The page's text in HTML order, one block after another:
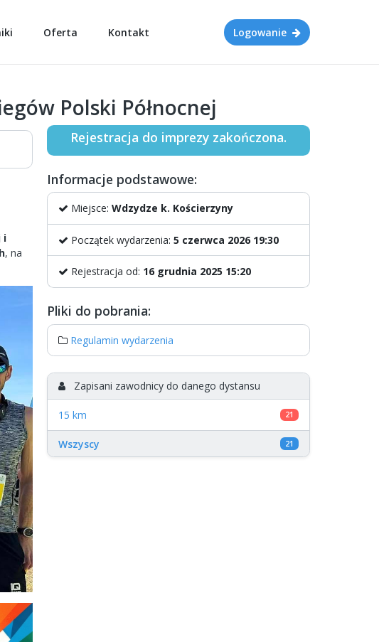
Oferta Kontakt Logowanie
Polski Północnej
i
, na
Rejestracja do imprezy zakończona.
Informacje podstawowe:
Miejsce: Wdzydze k. Kościerzyny
Początek wydarzenia: 5 czerwca 2026 19:30
Rejestracja od: 16 grudnia 2025 15:20
Pliki do pobrania:
Regulamin wydarzenia
Zapisani zawodnicy do danego dystansu
15 km 21
Wszyscy 21